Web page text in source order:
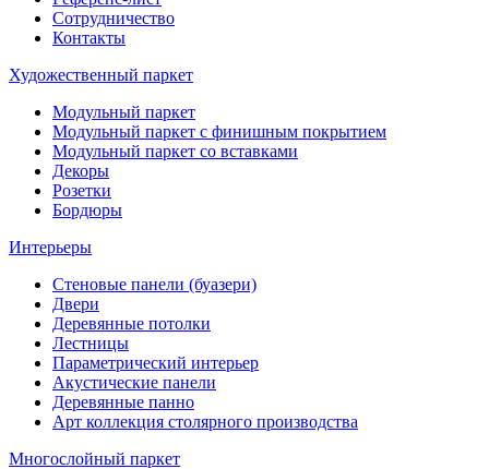
Сотрудничество
Контакты
Художественный паркет
Модульный паркет
Модульный паркет с финишным покрытием
Модульный паркет со вставками
Декоры
Розетки
Бордюры
Интерьеры
Стеновые панели (буазери)
Двери
Деревянные потолки
Лестницы
Параметрический интерьер
Акустические панели
Деревянные панно
Арт коллекция столярного производства
Многослойный паркет